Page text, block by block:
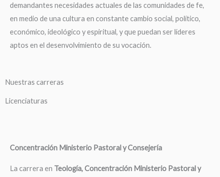
demandantes necesidades actuales de las comunidades de fe,
en medio de una cultura en constante cambio social, político,
económico, ideológico y espiritual, y que puedan ser líderes
aptos en el desenvolvimiento de su vocación.
Nuestras carreras
Licenciaturas
Concentración Ministerio Pastoral y Consejería
La carrera en Teología, Concentración Ministerio Pastoral y